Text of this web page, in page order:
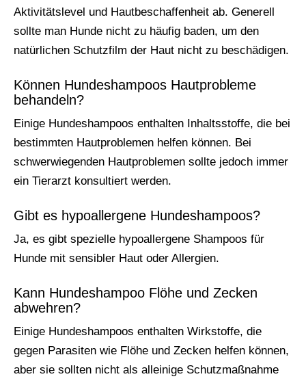
Aktivitätslevel und Hautbeschaffenheit ab. Generell
sollte man Hunde nicht zu häufig baden, um den
natürlichen Schutzfilm der Haut nicht zu beschädigen.
Können Hundeshampoos Hautprobleme
behandeln?
Einige Hundeshampoos enthalten Inhaltsstoffe, die bei
bestimmten Hautproblemen helfen können. Bei
schwerwiegenden Hautproblemen sollte jedoch immer
ein Tierarzt konsultiert werden.
Gibt es hypoallergene Hundeshampoos?
Ja, es gibt spezielle hypoallergene Shampoos für
Hunde mit sensibler Haut oder Allergien.
Kann Hundeshampoo Flöhe und Zecken
abwehren?
Einige Hundeshampoos enthalten Wirkstoffe, die
gegen Parasiten wie Flöhe und Zecken helfen können,
aber sie sollten nicht als alleinige Schutzmaßnahme